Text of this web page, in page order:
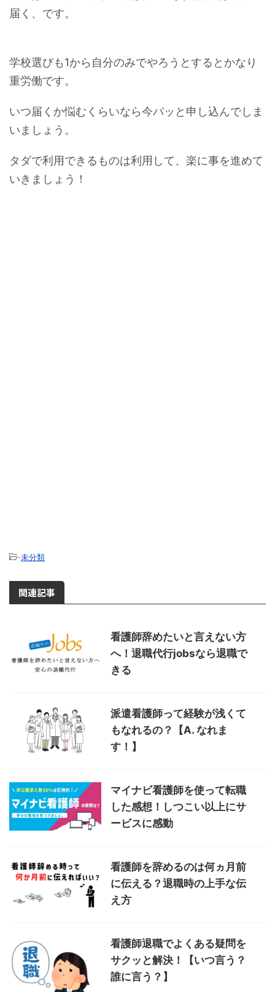
届く、です。
学校選びも1から自分のみでやろうとするとかなり
重労働です。
いつ届くか悩むくらいなら今パッと申し込んでしま
いましょう。
タダで利用できるものは利用して、楽に事を進めて
いきましょう！
-未分類
関連記事
看護師辞めたいと言えない方
へ！退職代行jobsなら退職で
きる
派遣看護師って経験が浅くて
もなれるの？【A. なれま
す！】
マイナビ看護師を使って転職
した感想！しつこい以上にサ
ービスに感動
看護師を辞めるのは何ヵ月前
に伝える？退職時の上手な伝
え方
看護師退職でよくある疑問を
サクッと解決！【いつ言う？
誰に言う？】